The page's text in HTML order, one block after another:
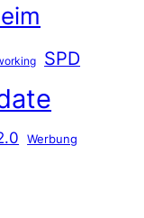
SPD
Werbung